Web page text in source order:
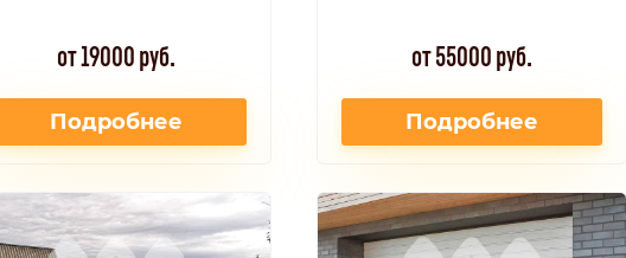
от 19000 руб.
Подробнее
от 55000 руб.
Подробнее